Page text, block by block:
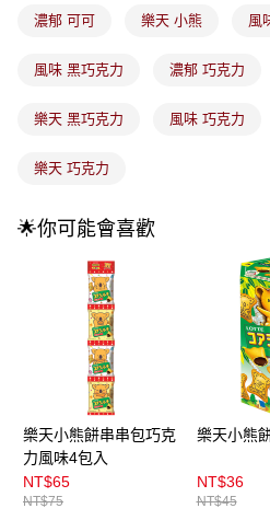
成交易。
3.實際核准額度、可分期數及費用金額請
消。如遇「轉專審核」未通過狀況，表示
【繳款方式說明】
1.分期款項不併入電信帳單，「大哥付你
2.透過簡訊連結打開帳單後，可選擇「超
【注意事項】
用戶於交易時，得透過本服務購買商品或
買賣價金債權讓與本公司後，依約使用本
2.基於同意付款使用「大哥付你分期」
資料（包含姓名、電話或地址）提供予
由本公司與您本人進行分期帳單所需資料
3.完整用戶服務條款，請詳閱以下連結：
每筆NT$100，滿NT$899(含以上)免
付款後全家取貨
7-11取貨付款
每筆NT$100，滿NT$899(含以上)免
每筆NT$100，滿NT$899(含以上)免
宅配(離島)
每筆NT$300，滿NT$3,000(含以上)
付款後門市自取
每筆NT$100，滿NT$399(含以上)免
濃郁 可可 樂天 小熊 風
風味 黑巧克力 濃郁 巧克力
樂天 黑巧克力 風味 巧克力
樂天 巧克力
🌟你可能會喜歡
樂天小熊餅串串包巧克
力風味4包入
NT$65
NT$75
樂天小熊
NT$36
NT$45